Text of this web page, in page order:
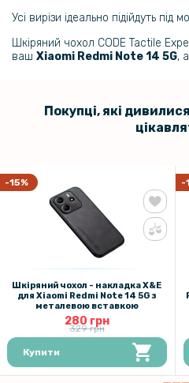
191 грн
239 грн
Усі вирізи ідеально підійдуть під
Шкіряний чохол CODE Tactile
ваш Xiaomi Redmi Note 14 5G,
Покупці, які
-15%
Шкіряний чохол - накладка X&E
для Xiaomi Redmi Note 14 5G з
металевою вставкою
280 грн
329 грн
Купити
-